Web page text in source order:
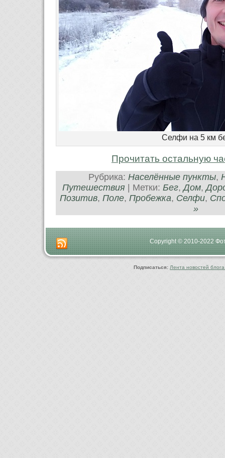
Селфи на 5 км
Прочитать остальную
Рубрика: Населённые пункты,
Путешествия | Метки: Бег,Дом,
Позитив, Поле, Пробежка, Селфи,
»
Copyright © 2010-2022
Подписаться: Лента новостей